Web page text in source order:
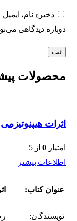
ذخیره نام،
دوباره دیدگاهی
محصولات
اثرات
امتیاز 0 از 5
اطلاعات بیشتر
عنوان کتاب:
نویسندگان: